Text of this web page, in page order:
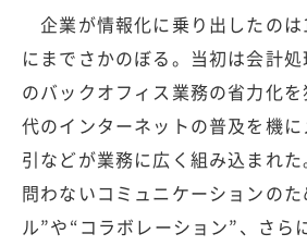
企業が情報化に乗り出したの
にまでさかのぼる。当初は会計
のバックオフィス業務の省力化
代のインターネットの普及を機
引などが業務に広く組み込まれ
問わないコミュニケーションのた
ル”や“コラボレーション”、さら